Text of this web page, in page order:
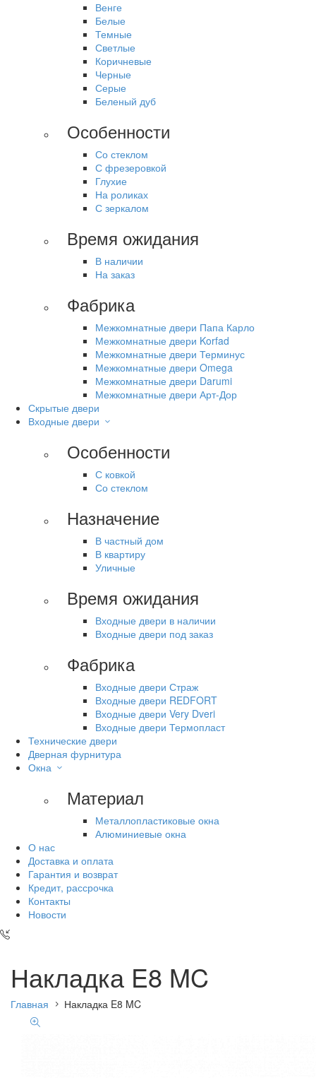
Венге
Белые
Темные
Светлые
Коричневые
Черные
Серые
Беленый дуб
Особенности
Со стеклом
С фрезеровкой
Глухие
На роликах
С зеркалом
Время ожидания
В наличии
На заказ
Фабрика
Межкомнатные двери Папа Карло
Межкомнатные двери Korfad
Межкомнатные двери Терминус
Межкомнатные двери Omega
Межкомнатные двери Darumi
Межкомнатные двери Арт-Дор
Скрытые двери
Входные двери
Особенности
С ковкой
Со стеклом
Назначение
В частный дом
В квартиру
Уличные
Время ожидания
Входные двери в наличии
Входные двери под заказ
Фабрика
Входные двери Страж
Входные двери REDFORT
Входные двери Very Dveri
Входные двери Термопласт
Технические двери
Дверная фурнитура
Окна
Материал
Металлопластиковые окна
Алюминиевые окна
О нас
Доставка и оплата
Гарантия и возврат
Кредит, рассрочка
Контакты
Новости
Накладка E8 MC
Главная Накладка E8 MC